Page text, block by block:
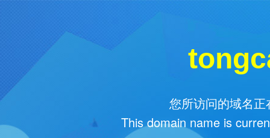
您所访问的域名
This domain name is